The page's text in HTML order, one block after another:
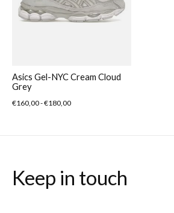
Asics Gel-NYC Cream Cloud
Grey
€160,00 - €180,00
Keep in touch